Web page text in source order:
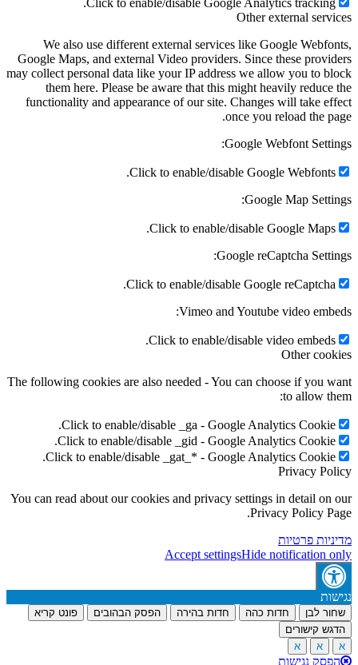
Click to enable/disable Google Analytics tracking.
Other external services
We also use different external services like Google Webfonts,
Google Maps, and external Video providers. Since these providers
may collect personal data like your IP address we allow you to block
them here. Please be aware that this might heavily reduce the
functionality and appearance of our site. Changes will take effect
once you reload the page.
Google Webfont Settings:
Click to enable/disable Google Webfonts.
Google Map Settings:
Click to enable/disable Google Maps.
Google reCaptcha Settings:
Click to enable/disable Google reCaptcha.
Vimeo and Youtube video embeds:
Click to enable/disable video embeds.
Other cookies
The following cookies are also needed - You can choose if you want
to allow them:
Click to enable/disable _ga - Google Analytics Cookie.
Click to enable/disable _gid - Google Analytics Cookie.
Click to enable/disable _gat_* - Google Analytics Cookie.
Privacy Policy
You can read about our cookies and privacy settings in detail on our
Privacy Policy Page.
מדיניות פרטיות
Accept settingsHide notification only
נגישות
שחור לבן חדות כהה חדות בהירה הפסק הבהובים
פונט קריא
הדגש קישורים
א
א א
הפסק נגישות